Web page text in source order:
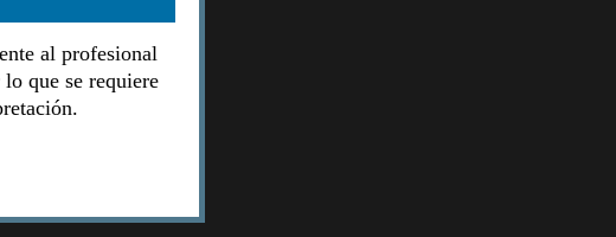
al profesional
que se requiere